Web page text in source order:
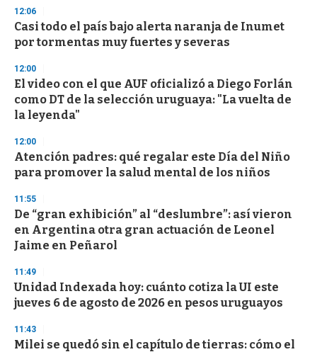
s
e
c
o
d
s
12:06
Casi todo el país bajo alerta naranja de Inumet
por tormentas muy fuertes y severas
12:00
El video con el que AUF oficializó a Diego Forlán
como DT de la selección uruguaya: "La vuelta de
la leyenda"
12:00
Atención padres: qué regalar este Día del Niño
para promover la salud mental de los niños
11:55
De “gran exhibición” al “deslumbre”: así vieron
en Argentina otra gran actuación de Leonel
Jaime en Peñarol
11:49
Unidad Indexada hoy: cuánto cotiza la UI este
jueves 6 de agosto de 2026 en pesos uruguayos
11:43
Milei se quedó sin el capítulo de tierras: cómo el